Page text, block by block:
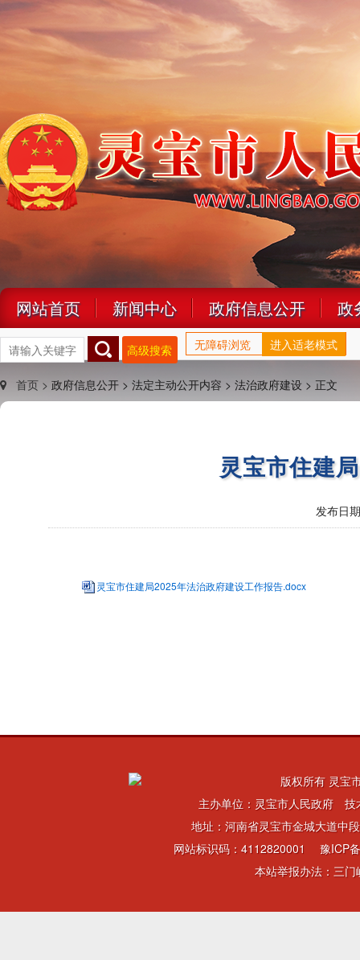
网站首页 新闻中心 政府信息公开 政
高级搜索 无障碍浏览 进入适老模式
首页 > 政府信息公开 > 法定主动公开内容 > 法治政府建设 > 正文
灵宝市住建
发布日
灵宝市住建局2025年法治政府建设工作报告.docx
版权所有 灵宝
主办单位：灵宝市人民政府 技
地址：河南省灵宝市金城大道
网站标识码：4112820001 豫ICP
本站举报办法：三